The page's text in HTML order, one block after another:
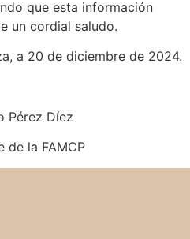
que esta información
un cordial saludo.
a 20 de diciembre de 2024.
Pérez Díez
de la FAMCP